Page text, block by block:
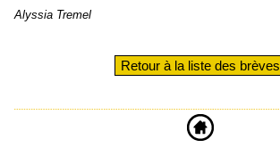
Alyssia Tremel
Retour à la liste des brèves